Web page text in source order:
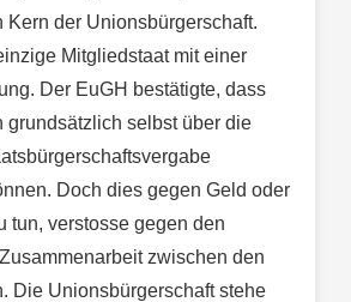
Kern der Unionsbürgerschaft.
Mitgliedstaat mit einer
Der EuGH bestätigte, dass
grundsätzlich selbst über die
Doch dies gegen Geld oder
tun, verstosse gegen den
zwischen den
Die Unionsbürgerschaft stehe